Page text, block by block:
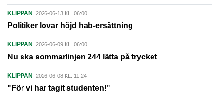
KLIPPAN 2026-06-13 KL. 06:00
Politiker lovar höjd hab-ersättning
KLIPPAN 2026-06-09 KL. 06:00
Nu ska sommarlinjen 244 lätta på trycket
KLIPPAN 2026-06-08 KL. 11:24
"För vi har tagit studenten!"